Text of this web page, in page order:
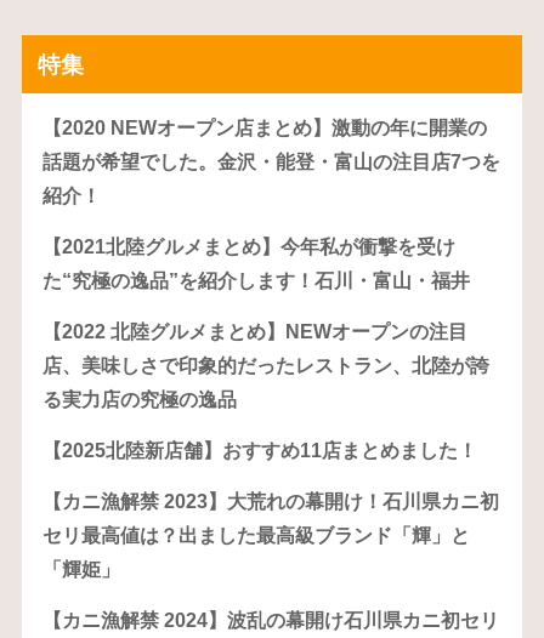
特集
【2020 NEWオープン店まとめ】激動の年に開業の
話題が希望でした。金沢・能登・富山の注目店7つを
紹介！
【2021北陸グルメまとめ】今年私が衝撃を受け
た“究極の逸品”を紹介します！石川・富山・福井
【2022 北陸グルメまとめ】NEWオープンの注目
店、美味しさで印象的だったレストラン、北陸が誇
る実力店の究極の逸品
【2025北陸新店舗】おすすめ11店まとめました！
【カニ漁解禁 2023】大荒れの幕開け！石川県カニ初
セリ最高値は？出ました最高級ブランド「輝」と
「輝姫」
【カニ漁解禁 2024】波乱の幕開け石川県カニ初セリ